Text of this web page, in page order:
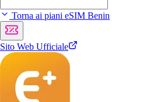
Torna ai piani eSIM Benin
Sito Web Ufficiale